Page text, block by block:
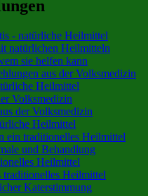
- natürliche Heilmittel
natürlichen Heilmitteln
sie helfen kann
aus der Volksmedizin
Heilmittel
Volksmedizin
der Volksmedizin
Heilmittel
ein traditionelles Heilmittel
und Behandlung
Heilmittel
Heilmittel
Katerstimmung